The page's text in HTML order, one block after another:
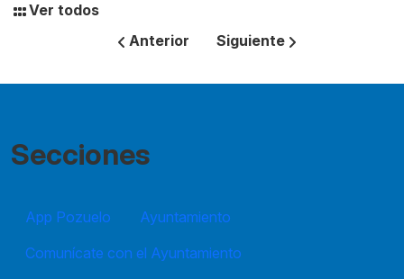
Ver todos
Anterior
Siguiente
Secciones
App Pozuelo
Ayuntamiento
Comunícate con el Ayuntamiento